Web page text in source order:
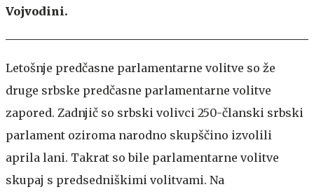
Vojvodini.
Letošnje predčasne parlamentarne volitve so že
druge srbske predčasne parlamentarne volitve
zapored. Zadnjič so srbski volivci 250-članski srbski
parlament oziroma narodno skupščino izvolili
aprila lani. Takrat so bile parlamentarne volitve
skupaj s predsedniškimi volitvami. Na